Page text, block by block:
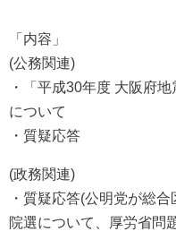
「内容」
(公務関連)
・「平成30年度 大阪府
について
・質疑応答
(政務関連)
・質疑応答(公明党が総
院選について、厚労省問